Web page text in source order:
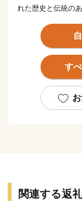
れた歴史と伝統の
現在は、日本三大
をかけて腕を競う
の市民マラソンと
「カレーフェステ
開催され、多くの
す
関連する返